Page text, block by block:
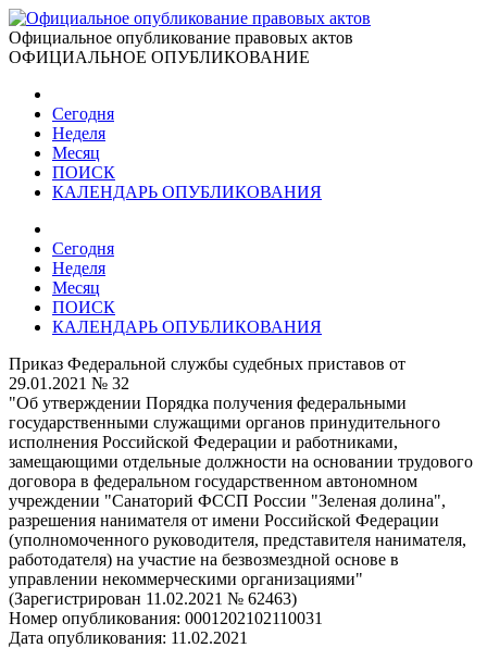
Официальное опубликование правовых актов
ОФИЦИАЛЬНОЕ ОПУБЛИКОВАНИЕ
Сегодня
Неделя
Месяц
ПОИСК
КАЛЕНДАРЬ ОПУБЛИКОВАНИЯ
Сегодня
Неделя
Месяц
ПОИСК
КАЛЕНДАРЬ ОПУБЛИКОВАНИЯ
Приказ Федеральной службы судебных приставов от
29.01.2021 № 32
"Об утверждении Порядка получения федеральными
государственными служащими органов принудительного
исполнения Российской Федерации и работниками,
замещающими отдельные должности на основании трудового
договора в федеральном государственном автономном
учреждении "Санаторий ФССП России "Зеленая долина",
разрешения нанимателя от имени Российской Федерации
(уполномоченного руководителя, представителя нанимателя,
работодателя) на участие на безвозмездной основе в
управлении некоммерческими организациями"
(Зарегистрирован 11.02.2021 № 62463)
Номер опубликования: 0001202102110031
Дата опубликования: 11.02.2021